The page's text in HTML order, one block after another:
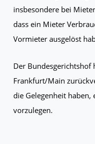
insbesondere bei
dass ein Mieter
Vormieter ausgelöst
Der Bundesgerichtshof
Frankfurt/Main
die Gelegenheit
vorzulegen.